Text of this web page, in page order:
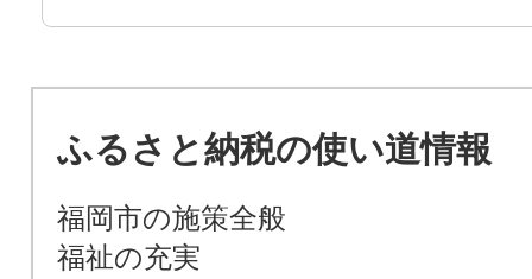
ふるさと納税の使い道情報
福岡市の施策全般
福祉の充実